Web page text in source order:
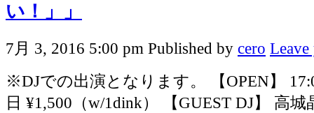
い！」」
7月 3, 2016 5:00 pm Published by cero
※DJでの出演となります。 【OPEN】
日 ¥1,500（w/1dink） 【GUEST DJ】 高城